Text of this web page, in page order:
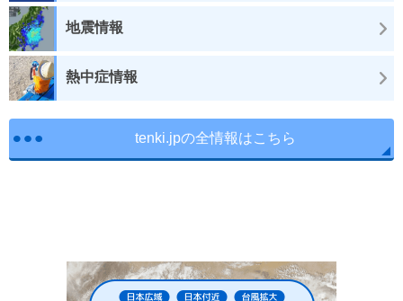
地震情報
熱中症情報
tenki.jpの全情報はこちら